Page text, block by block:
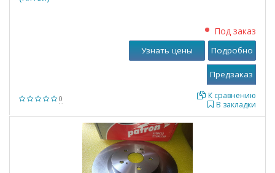
0
Под заказ
В закладки
К сравнению
Узнать цены Подробно